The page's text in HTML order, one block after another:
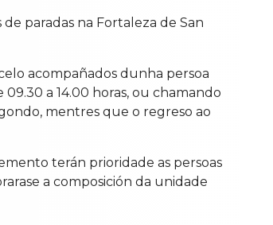
paradas na Fortaleza de San
acompañados dunha persoa
a 14.00 horas, ou chamando
mentres que o regreso ao
terán prioridade as persoas
a composición da unidade